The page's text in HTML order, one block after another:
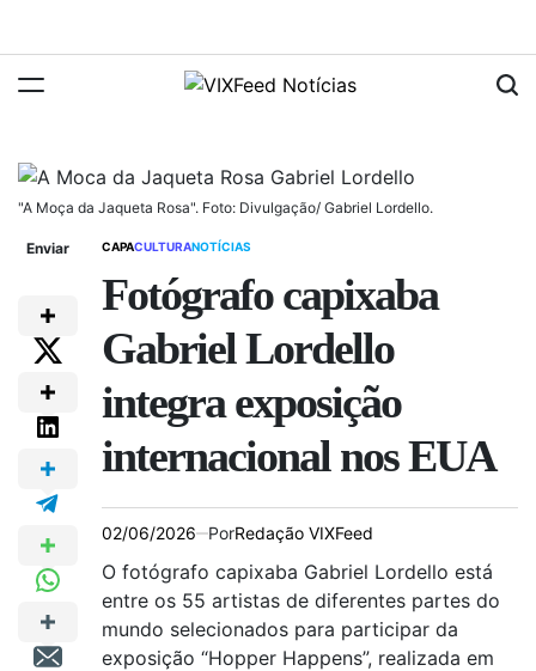
"A Moça da Jaqueta Rosa". Foto: Divulgação/ Gabriel Lordello.
Enviar CAPACULTURANOTÍCIAS
Fotógrafo capixaba
Gabriel Lordello
integra exposição
internacional nos EUA
02/06/2026 PorRedação VIXFeed
O fotógrafo capixaba Gabriel Lordello está
entre os 55 artistas de diferentes partes do
mundo selecionados para participar da
exposição “Hopper Happens”, realizada em